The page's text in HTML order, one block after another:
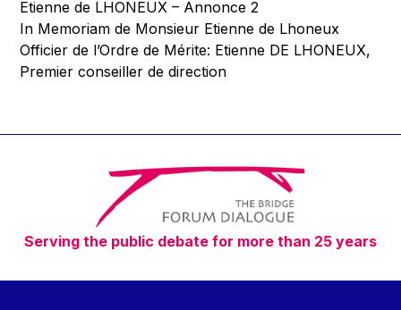
Etienne de LHONEUX – Annonce 2
In Memoriam de Monsieur Etienne de Lhoneux
Officier de l’Ordre de Mérite: Etienne DE LHONEUX,
Premier conseiller de direction
Serving the public debate for more than 25 years